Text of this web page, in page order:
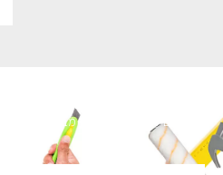
השארו
מעוניינים לקבל עדכונים על מבצעים